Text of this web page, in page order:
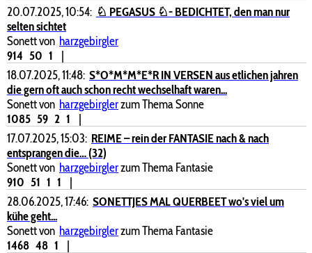
20.07.2025, 10:54: ♘ PEGASUS ♘- BEDICHTET, den man nur
selten sichtet
Sonett von harzgebirgler
914 50 1
|
18.07.2025, 11:48: S*O*M*M*E*R IN VERSEN aus etlichen jahren
die gern oft auch schon recht wechselhaft waren...
Sonett von harzgebirglerzum Thema Sonne
1085 59 2 1
|
17.07.2025, 15:03: REIME – rein der FANTASIE nach & nach
entsprangen die… (32)
Sonett von harzgebirglerzum Thema Fantasie
910 51 1 1
|
28.06.2025, 17:46: SONETTJES MAL QUERBEET wo's viel um
kühe geht...
Sonett von harzgebirglerzum Thema Fantasie
1468 48 1
|